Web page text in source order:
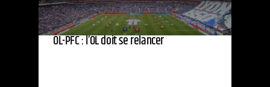
OL-PFC : l’OL doit se relancer